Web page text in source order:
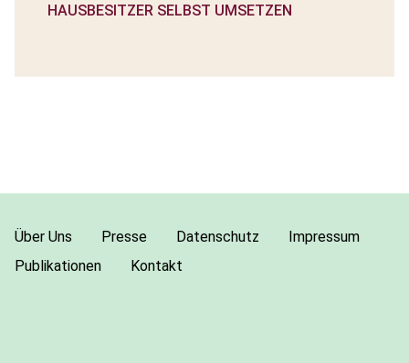
AUSBESITZER SELBST UMSETZEN
Über Uns Presse Datenschutz
Impressum
Publikationen
Kontakt